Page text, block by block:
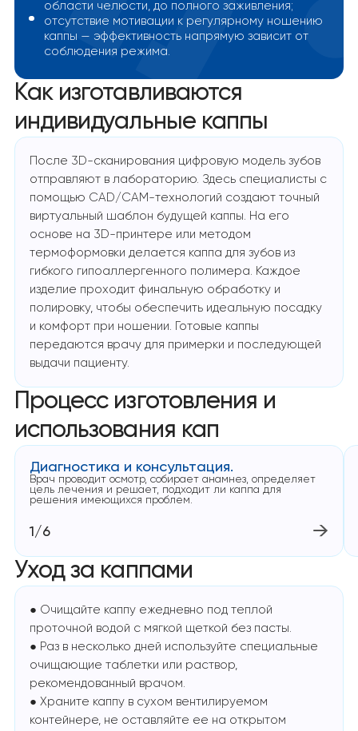
области челюсти, до полного заживления;
отсутствие мотивации к регулярному ношению
каппы — эффективность напрямую зависит от
соблюдения режима.
Как изготавливаются
индивидуальные каппы
После 3D-сканирования цифровую модель зубов
отправляют в лабораторию. Здесь специалисты с
помощью CAD/CAM-технологий создают точный
виртуальный шаблон будущей каппы. На его
основе на 3D-принтере или методом
термоформовки делается каппа для зубов из
гибкого гипоаллергенного полимера. Каждое
изделие проходит финальную обработку и
полировку, чтобы обеспечить идеальную посадку
и комфорт при ношении. Готовые каппы
передаются врачу для примерки и последующей
выдачи пациенту.
Процесс изготовления и
использования кап
Диагностика и консультация.
Врач проводит осмотр, собирает анамнез, определяет
цель лечения и решает, подходит ли каппа для
решения имеющихся проблем.
1/6
Уход за каппами
● Очищайте каппу ежедневно под теплой
проточной водой с мягкой щеткой без пасты.
● Раз в несколько дней используйте специальные
очищающие таблетки или раствор,
рекомендованный врачом.
● Храните каппу в сухом вентилируемом
контейнере, не оставляйте ее на открытом